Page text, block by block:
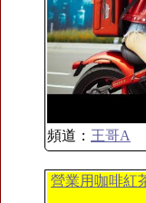
頻道： 王哥A
營業用咖啡紅